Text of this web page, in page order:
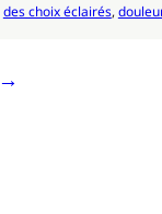
des choix éclairés,
→